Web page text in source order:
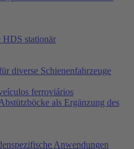
ferroviários